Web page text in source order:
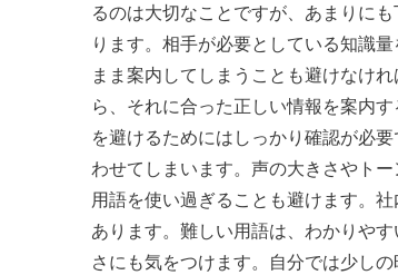
るのは大切なことですが、あまりに
ります。相手が必要としている知識
まま案内してしまうことも避けなけ
ら、それに合った正しい情報を案内
を避けるためにはしっかり確認が必
わせてしまいます。声の大きさやト
用語を使い過ぎることも避けます。
あります。難しい用語は、わかりや
さにも気をつけます。自分では少し